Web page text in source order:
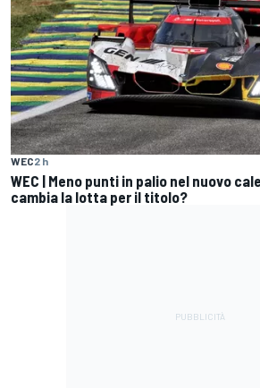
WEC2 h
WEC | Meno punti in palio nel nuovo
cambia la lotta per il titolo?